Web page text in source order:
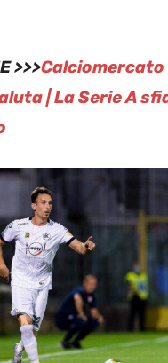
>>>Calciomercato
| La Serie A